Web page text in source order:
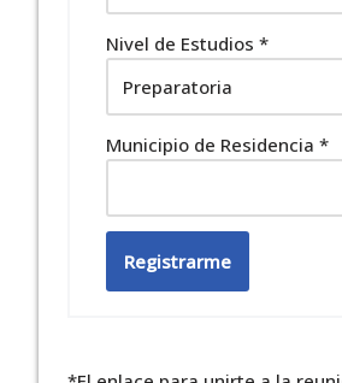
Nivel de Estudios *
Municipio de Residencia *
Registrarme